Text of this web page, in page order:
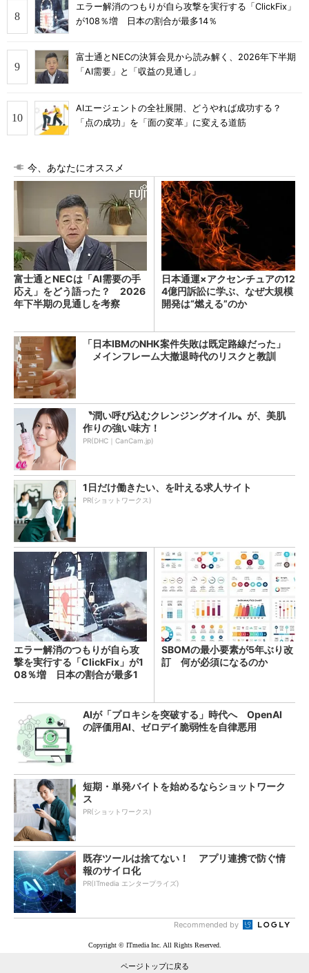
エラー解消のつもりが自ら攻撃を実行する「ClickFix」
が108％増 日本の割合が最多14％
富士通とNECの決算会見から読み解く、2026年下半期
「AI需要」と「収益の見通し」
AIエージェントの全社展開、どうやれば成功する？
「点の成功」を「面の変革」に変える道筋
今、あなたにオススメ
富士通とNECは「AI需要の手
応え」をどう語った？ 2026
年下半期の見通しを考察
日本通運×アクセンチュアの12
4億円訴訟に学ぶ、なぜ大規模
開発は“燃える”のか
「日本IBMのNHK案件失敗は既定路線だった」
メインフレーム大撤退時代のリスクと教訓
〝潤い呼び込むクレンジングオイル〟が、美肌
作りの強い味方！
PR(DHC｜CanCam.jp)
1日だけ働きたい、を叶える求人サイト
PR(ショットワークス)
エラー解消のつもりが自ら攻
撃を実行する「ClickFix」が1
08％増 日本の割合が最多1
SBOMの最小要素が5年ぶり改
訂 何が必須になるのか
AIが「プロキシを突破する」時代へ OpenAI
の評価用AI、ゼロデイ脆弱性を自律悪用
短期・単発バイトを始めるならショットワーク
ス
PR(ショットワークス)
既存ツールは捨てない！ アプリ連携で防ぐ情
報のサイロ化
PR(ITmedia エンタープライズ)
Recommended by
Copyright © ITmedia Inc. All Rights Reserved.
ページトップに戻る